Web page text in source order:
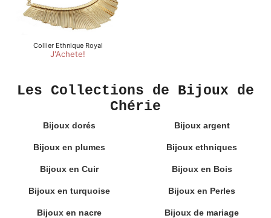
Les Collections de Bijoux de
Chérie
Bijoux dorés Bijoux argent
Bijoux en plumes Bijoux ethniques
Bijoux en Cuir Bijoux en Bois
Bijoux en turquoise Bijoux en Perles
Bijoux en nacre Bijoux de mariage